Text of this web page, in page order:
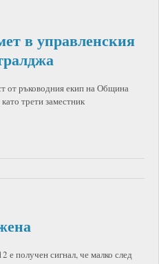
в управленския
от ръководния екип на Община
трети заместник
е получен сигнал, че малко след